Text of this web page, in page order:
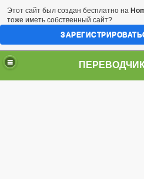
Этот сайт был создан бесплатно на
тоже иметь собственный сайт?